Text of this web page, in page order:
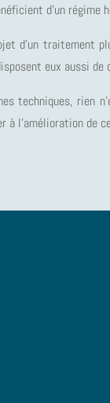
d’un régime
d’un traitement
eux aussi de
techniques, rien
l’amélioration de